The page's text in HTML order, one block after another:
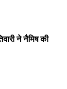
ने नैमिष की